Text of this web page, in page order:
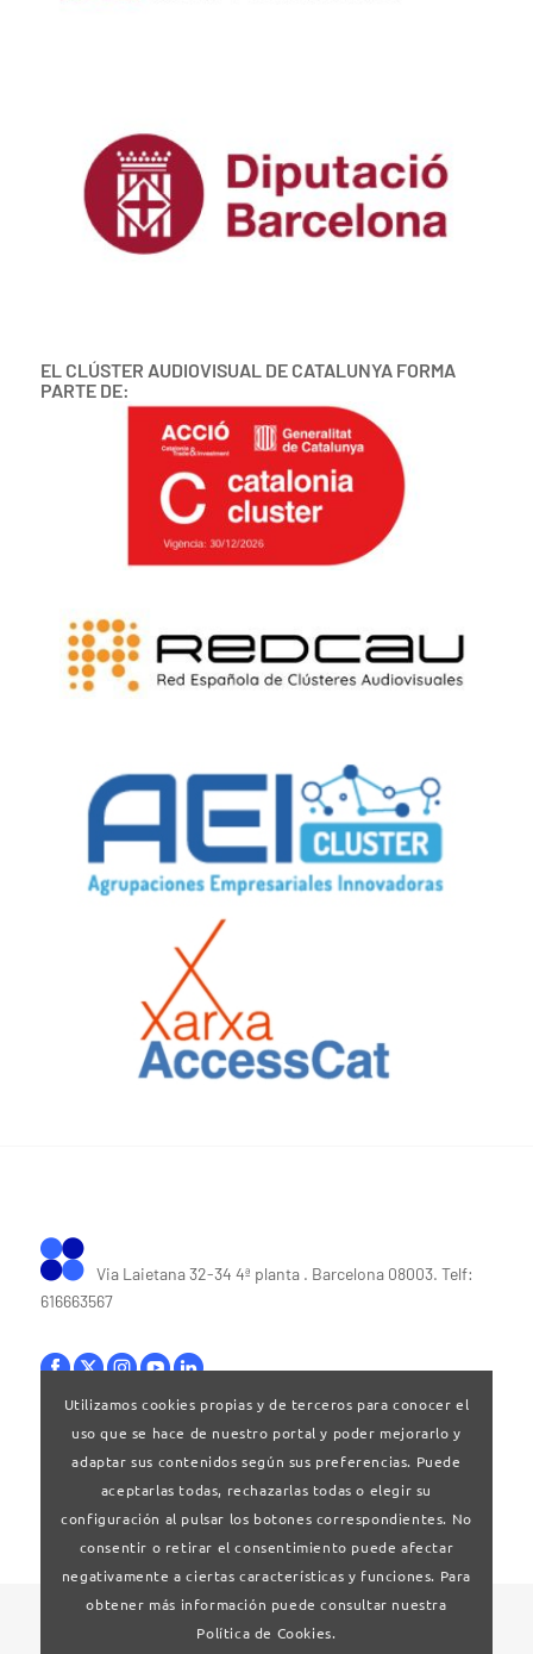
EL CLÚSTER AUDIOVISUAL DE CATALUNYA FORMA
PARTE DE:
Via Laietana 32-34 4ª planta . Barcelona 08003. Telf:
616663567
Bases legales|Política de privacitat
© 2024 Clúster Audiovisual de Catalunya
Utilizamos cookies propias y de terceros para conocer el
uso que se hace de nuestro portal y poder mejorarlo y
adaptar sus contenidos según sus preferencias. Puede
aceptarlas todas, rechazarlas todas o elegir su
configuración al pulsar los botones correspondientes. No
consentir o retirar el consentimiento puede afectar
negativamente a ciertas características y funciones. Para
obtener más información puede consultar nuestra
Política de Cookies.